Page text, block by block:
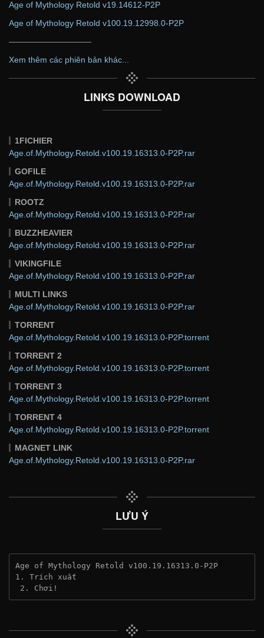
Age of Mythology Retold v19.14612-P2P
Age of Mythology Retold v100.19.12998.0-P2P
——————————
Xem thêm các phiên bản khác...
LINKS DOWNLOAD
1FICHIER
Age.of.Mythology.Retold.v100.19.16313.0-P2P.rar
GOFILE
Age.of.Mythology.Retold.v100.19.16313.0-P2P.rar
ROOTZ
Age.of.Mythology.Retold.v100.19.16313.0-P2P.rar
BUZZHEAVIER
Age.of.Mythology.Retold.v100.19.16313.0-P2P.rar
VIKINGFILE
Age.of.Mythology.Retold.v100.19.16313.0-P2P.rar
MULTI LINKS
Age.of.Mythology.Retold.v100.19.16313.0-P2P.rar
TORRENT
Age.of.Mythology.Retold.v100.19.16313.0-P2P.torrent
TORRENT 2
Age.of.Mythology.Retold.v100.19.16313.0-P2P.torrent
TORRENT 3
Age.of.Mythology.Retold.v100.19.16313.0-P2P.torrent
TORRENT 4
Age.of.Mythology.Retold.v100.19.16313.0-P2P.torrent
MAGNET LINK
Age.of.Mythology.Retold.v100.19.16313.0-P2P.rar
LƯU Ý
Age of Mythology Retold v100.19.16313.0-P2P
1. Trích xuất
2. Chơi!